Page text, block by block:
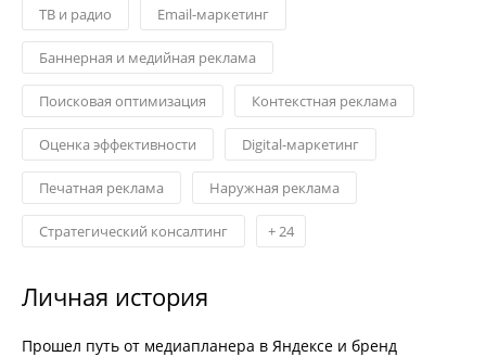
ТВ и радио Email-маркетинг
Баннерная и медийная реклама
Поисковая оптимизация Контекстная реклама
Оценка эффективности Digital-маркетинг
Печатная реклама Наружная реклама
Стратегический консалтинг +24
Личная история
Прошел путь от медиапланера в Яндексе и бренд